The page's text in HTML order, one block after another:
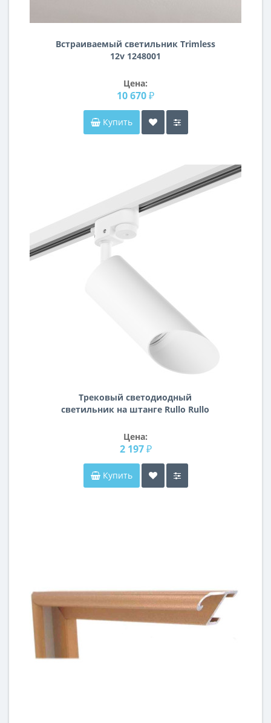
Встраиваемый светильник Trimless
12v 1248001
Цена:
10 670 ₽
Купить
Трековый светодиодный
светильник на штанге Rullo Rullo
Цена:
2 197 ₽
Купить